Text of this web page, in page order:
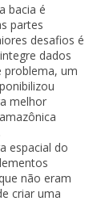
bacia é
partes
desafios é
dados
problema, um
melhor
espacial do
não eram
criar uma